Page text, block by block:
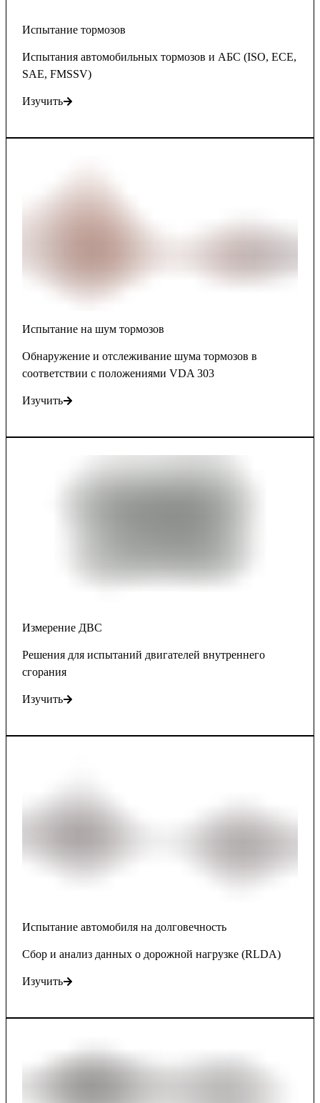
Испытание тормозов
Испытания автомобильных тормозов и АБС (ISO, ECE,
SAE, FMSSV)
Изучить
Испытание на шум тормозов
Обнаружение и отслеживание шума тормозов в
соответствии с положениями VDA 303
Изучить
Измерение ДВС
Решения для испытаний двигателей внутреннего
сгорания
Изучить
Испытание автомобиля на долговечность
Сбор и анализ данных о дорожной нагрузке (RLDA)
Изучить